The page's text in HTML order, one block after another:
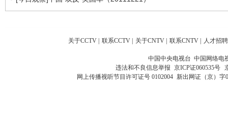
关于CCTV | 联系CCTV | 关于CNTV | 联系CNTV | 人才招聘
中国中央电视台 中国网络电
违法和不良信息举报 京ICP证060535号
网上传播视听节目许可证号 0102004 新出网证（京）